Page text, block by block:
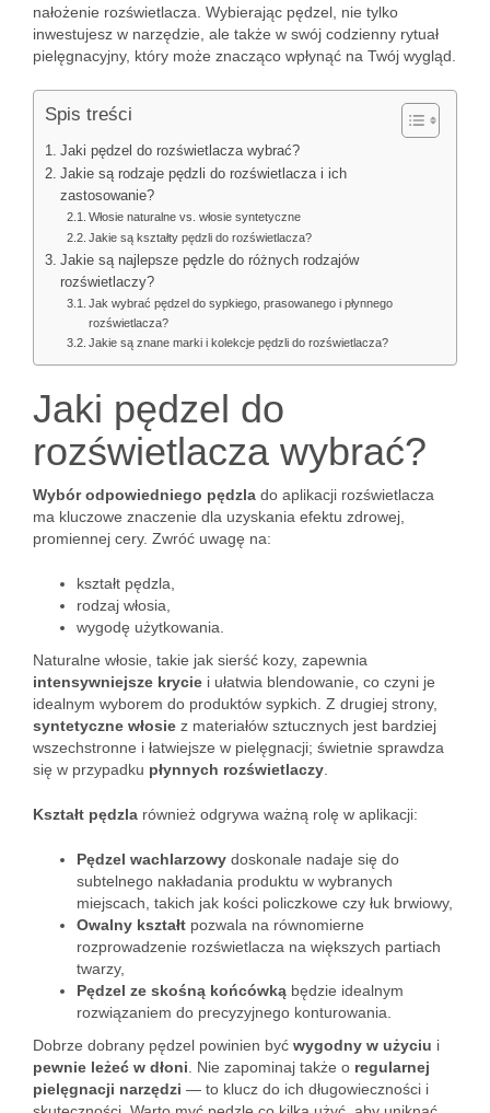
nałożenie rozświetlacza. Wybierając pędzel, nie tylko
inwestujesz w narzędzie, ale także w swój codzienny rytuał
pielęgnacyjny, który może znacząco wpłynąć na Twój wygląd.
Spis treści
Jaki pędzel do rozświetlacza wybrać?
Jakie są rodzaje pędzli do rozświetlacza i ich
zastosowanie?
Włosie naturalne vs. włosie syntetyczne
Jakie są kształty pędzli do rozświetlacza?
Jakie są najlepsze pędzle do różnych rodzajów
rozświetlaczy?
Jak wybrać pędzel do sypkiego, prasowanego i płynnego
rozświetlacza?
Jakie są znane marki i kolekcje pędzli do rozświetlacza?
Jaki pędzel do
rozświetlacza wybrać?
Wybór odpowiedniego pędzla do aplikacji rozświetlacza
ma kluczowe znaczenie dla uzyskania efektu zdrowej,
promiennej cery. Zwróć uwagę na:
kształt pędzla,
rodzaj włosia,
wygodę użytkowania.
Naturalne włosie, takie jak sierść kozy, zapewnia
intensywniejsze krycie i ułatwia blendowanie, co czyni je
idealnym wyborem do produktów sypkich. Z drugiej strony,
syntetyczne włosie z materiałów sztucznych jest bardziej
wszechstronne i łatwiejsze w pielęgnacji; świetnie sprawdza
się w przypadku płynnych rozświetlaczy
Kształt pędzla również odgrywa ważną rolę w aplikacji:
Pędzel wachlarzowy doskonale nadaje się do
subtelnego nakładania produktu w wybranych
miejscach, takich jak kości policzkowe czy łuk brwiowy,
Owalny kształt pozwala na równomierne
rozprowadzenie rozświetlacza na większych partiach
twarzy,
Pędzel ze skośną końcówką będzie idealnym
rozwiązaniem do precyzyjnego konturowania.
Dobrze dobrany pędzel powinien być wygodny w użyciu i
pewnie leżeć w dłoni . Nie zapominaj także o regularnej
pielęgnacji narzędzi — to klucz do ich długowieczności i